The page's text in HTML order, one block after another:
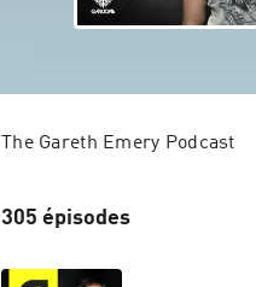
The Gareth Emery Podcast
305 épisodes